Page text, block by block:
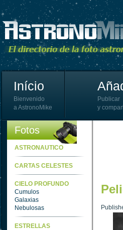
Início
Bienvenido
a AstronoMike
Publicar
y
Fotos
ASTRONAUTICO
CARTAS CELESTES
CIELO PROFUNDO
Cumulos
Galaxias
Nebulosas
ESTRELLAS